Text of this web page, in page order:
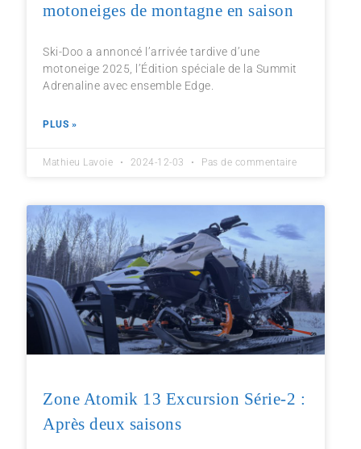
motoneiges de montagne en saison
Ski-Doo a annoncé l’arrivée tardive d’une
motoneige 2025, l’Édition spéciale de la Summit
Adrenaline avec ensemble Edge.
PLUS »
Mathieu Lavoie 2024-12-03 Pas de commentaire
Zone Atomik 13 Excursion Série-2 :
Après deux saisons